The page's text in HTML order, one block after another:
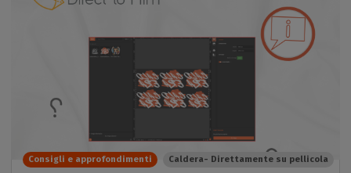
Consigli e approfondimenti Caldera- Direttamente su pellicola